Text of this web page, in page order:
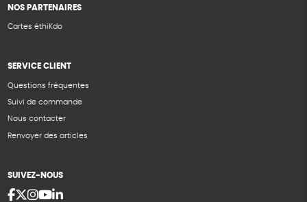
NOS PARTENAIRES
Cartes éthiKdo
SERVICE CLIENT
Questions fréquentes
Suivi de commande
Nous contacter
Renvoyer des articles
SUIVEZ-NOUS